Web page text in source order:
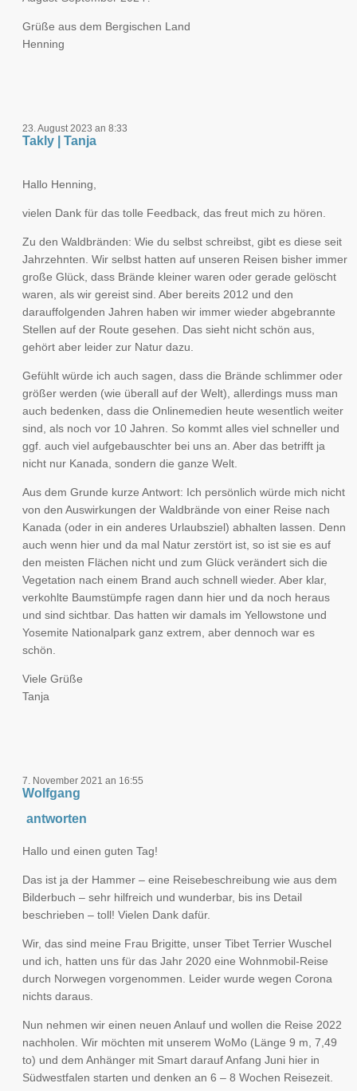
Grüße aus dem Bergischen Land
Henning
23. August 2023 an 8:33
Takly | Tanja
Hallo Henning,
vielen Dank für das tolle Feedback, das freut mich zu hören.
Zu den Waldbränden: Wie du selbst schreibst, gibt es diese seit
Jahrzehnten. Wir selbst hatten auf unseren Reisen bisher immer
große Glück, dass Brände kleiner waren oder gerade gelöscht
waren, als wir gereist sind. Aber bereits 2012 und den
darauffolgenden Jahren haben wir immer wieder abgebrannte
Stellen auf der Route gesehen. Das sieht nicht schön aus,
gehört aber leider zur Natur dazu.
Gefühlt würde ich auch sagen, dass die Brände schlimmer oder
größer werden (wie überall auf der Welt), allerdings muss man
auch bedenken, dass die Onlinemedien heute wesentlich weiter
sind, als noch vor 10 Jahren. So kommt alles viel schneller und
ggf. auch viel aufgebauschter bei uns an. Aber das betrifft ja
nicht nur Kanada, sondern die ganze Welt.
Aus dem Grunde kurze Antwort: Ich persönlich würde mich nicht
von den Auswirkungen der Waldbrände von einer Reise nach
Kanada (oder in ein anderes Urlaubsziel) abhalten lassen. Denn
auch wenn hier und da mal Natur zerstört ist, so ist sie es auf
den meisten Flächen nicht und zum Glück verändert sich die
Vegetation nach einem Brand auch schnell wieder. Aber klar,
verkohlte Baumstümpfe ragen dann hier und da noch heraus
und sind sichtbar. Das hatten wir damals im Yellowstone und
Yosemite Nationalpark ganz extrem, aber dennoch war es
schön.
Viele Grüße
Tanja
7. November 2021 an 16:55
Wolfgang
antworten
Hallo und einen guten Tag!
Das ist ja der Hammer – eine Reisebeschreibung wie aus dem
Bilderbuch – sehr hilfreich und wunderbar, bis ins Detail
beschrieben – toll! Vielen Dank dafür.
Wir, das sind meine Frau Brigitte, unser Tibet Terrier Wuschel
und ich, hatten uns für das Jahr 2020 eine Wohnmobil-Reise
durch Norwegen vorgenommen. Leider wurde wegen Corona
nichts daraus.
Nun nehmen wir einen neuen Anlauf und wollen die Reise 2022
nachholen. Wir möchten mit unserem WoMo (Länge 9 m, 7,49
to) und dem Anhänger mit Smart darauf Anfang Juni hier in
Südwestfalen starten und denken an 6 – 8 Wochen Reisezeit.